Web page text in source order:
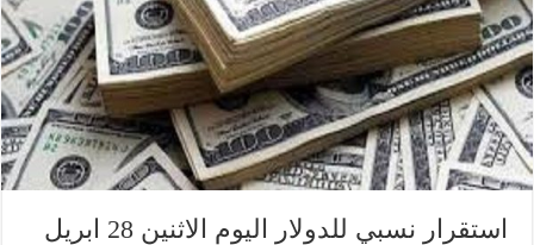
استقرار نسبي للدولار اليوم الاثنين 28 ابريل